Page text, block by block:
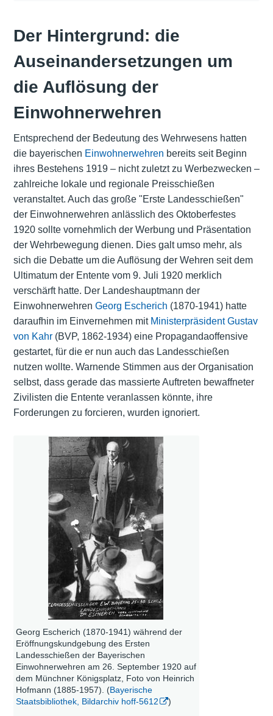
Der Hintergrund: die
Auseinandersetzungen um
die Auflösung der
Einwohnerwehren
Entsprechend der Bedeutung des Wehrwesens hatten
die bayerischen Einwohnerwehren bereits seit Beginn
ihres Bestehens 1919 – nicht zuletzt zu Werbezwecken –
zahlreiche lokale und regionale Preisschießen
veranstaltet. Auch das große "Erste Landesschießen"
der Einwohnerwehren anlässlich des Oktoberfestes
1920 sollte vornehmlich der Werbung und Präsentation
der Wehrbewegung dienen. Dies galt umso mehr, als
sich die Debatte um die Auflösung der Wehren seit dem
Ultimatum der Entente vom 9. Juli 1920 merklich
verschärft hatte. Der Landeshauptmann der
Einwohnerwehren Georg Escherich (1870-1941) hatte
daraufhin im Einvernehmen mit Ministerpräsident Gustav
von Kahr(BVP, 1862-1934) eine Propagandaoffensive
gestartet, für die er nun auch das Landesschießen
nutzen wollte. Warnende Stimmen aus der Organisation
selbst, dass gerade das massierte Auftreten bewaffneter
Zivilisten die Entente veranlassen könnte, ihre
Forderungen zu forcieren, wurden ignoriert.
Georg Escherich (1870-1941) während der
Eröffnungskundgebung des Ersten
Landesschießen der Bayerischen
Einwohnerwehren am 26. September 1920 auf
dem Münchner Königsplatz, Foto von Heinrich
Hofmann (1885-1957). (Bayerische
Staatsbibliothek, Bildarchiv hoff-5612
)